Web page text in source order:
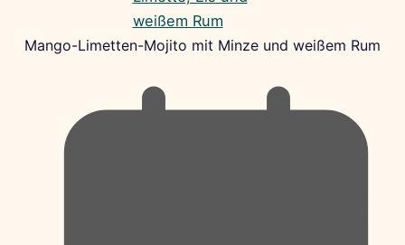
Mango-Limetten-Mojito mit Minze und weißem Rum